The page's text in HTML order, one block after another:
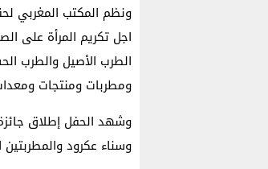
ونظم المكتب المغربي
اجل تكريم المرأة على
الطرب الأصيل والطرب
ومطربات ومنتجات
وشهد الحفل إطلاق
وسناء عكرود